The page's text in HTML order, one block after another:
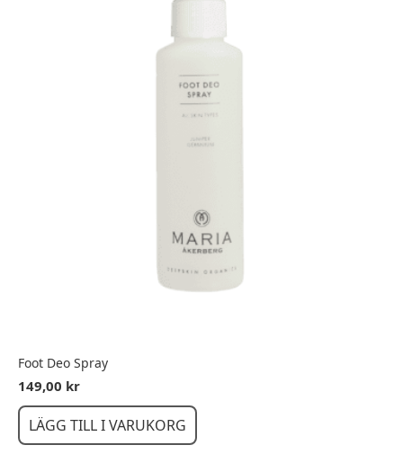
Foot Deo Spray
149,00 kr
LÄGG TILL I VARUKORG